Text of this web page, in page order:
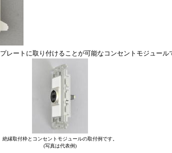
レートに取り付けることが可能なコンセントモジュール
絶縁取付枠とコンセントモジュールの取付例です。
(写真は代表例)